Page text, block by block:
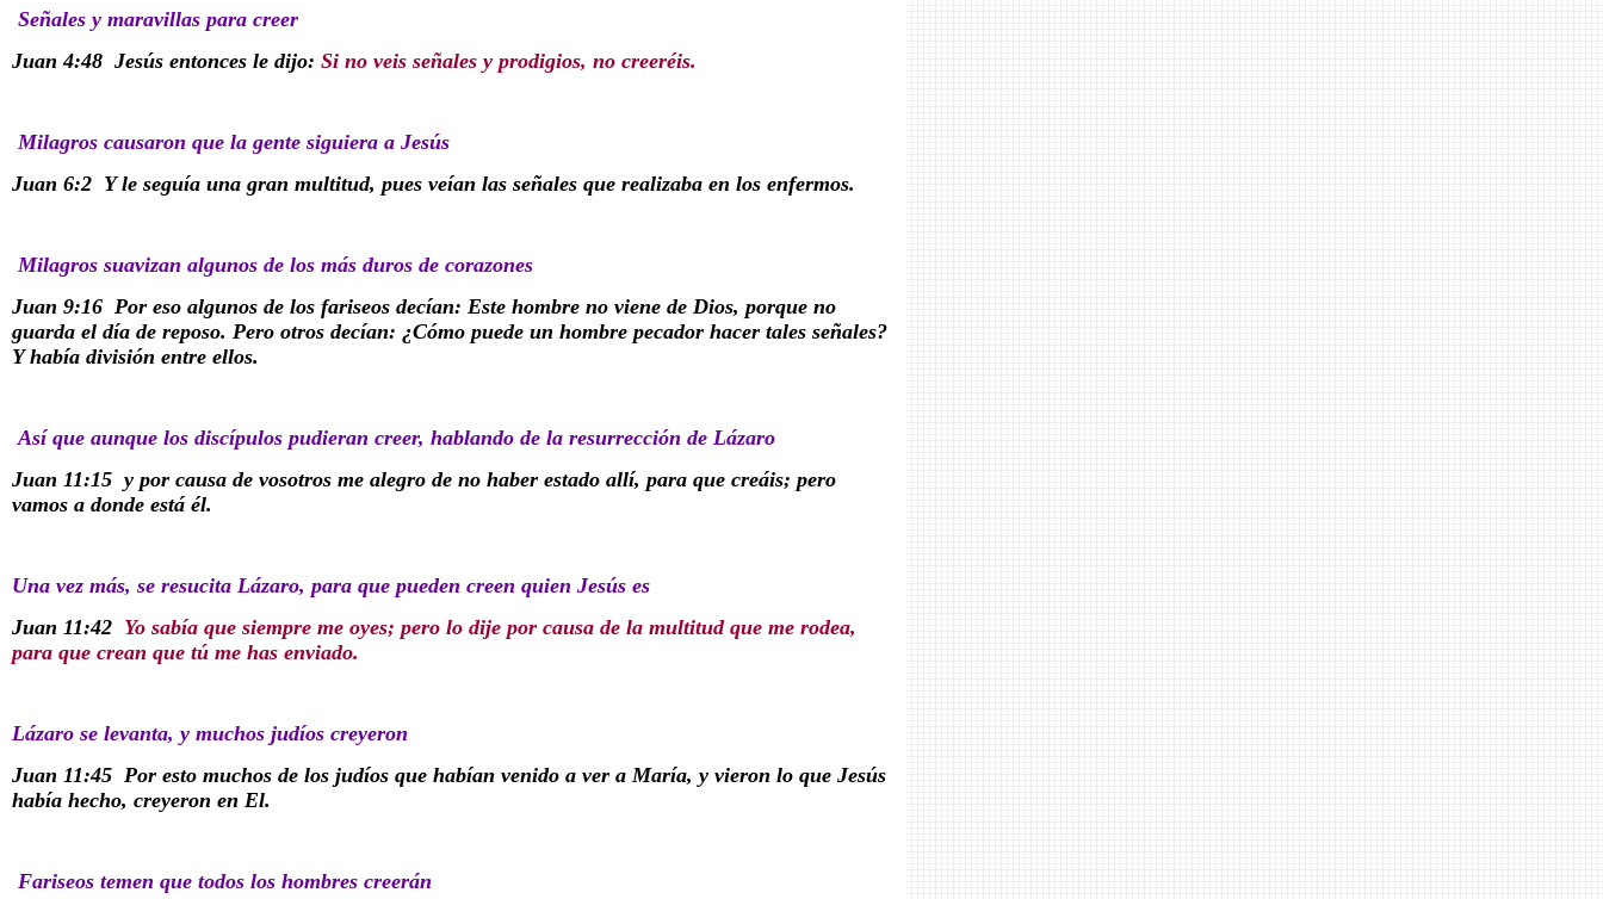
Señales y maravillas para creer
Juan 4:48 Jesús entonces le dijo: Si no veis señales y prodigios, no creeréis.
Milagros causaron que la gente siguiera a Jesús
Juan 6:2 Y le seguía una gran multitud, pues veían las señales que realizaba en los enfermos.
Milagros suavizan algunos de los más duros de corazones
Juan 9:16 Por eso algunos de los fariseos decían: Este hombre no viene de Dios, porque no
guarda el día de reposo. Pero otros decían: ¿Cómo puede un hombre pecador hacer tales señales?
Y había división entre ellos.
Así que aunque los discípulos pudieran creer, hablando de la resurrección de Lázaro
Juan 11:15 y por causa de vosotros me alegro de no haber estado allí, para que creáis; pero
vamos a donde está él.
Una vez más, se resucita Lázaro, para que pueden creen quien Jesús es
Juan 11:42 Yo sabía que siempre me oyes; pero lo dije por causa de la multitud que me rodea,
para que crean que tú me has enviado.
Lázaro se levanta, y muchos judíos creyeron
Juan 11:45 Por esto muchos de los judíos que habían venido a ver a María, y vieron lo que Jesús
había hecho, creyeron en El.
Fariseos temen que todos los hombres creerán